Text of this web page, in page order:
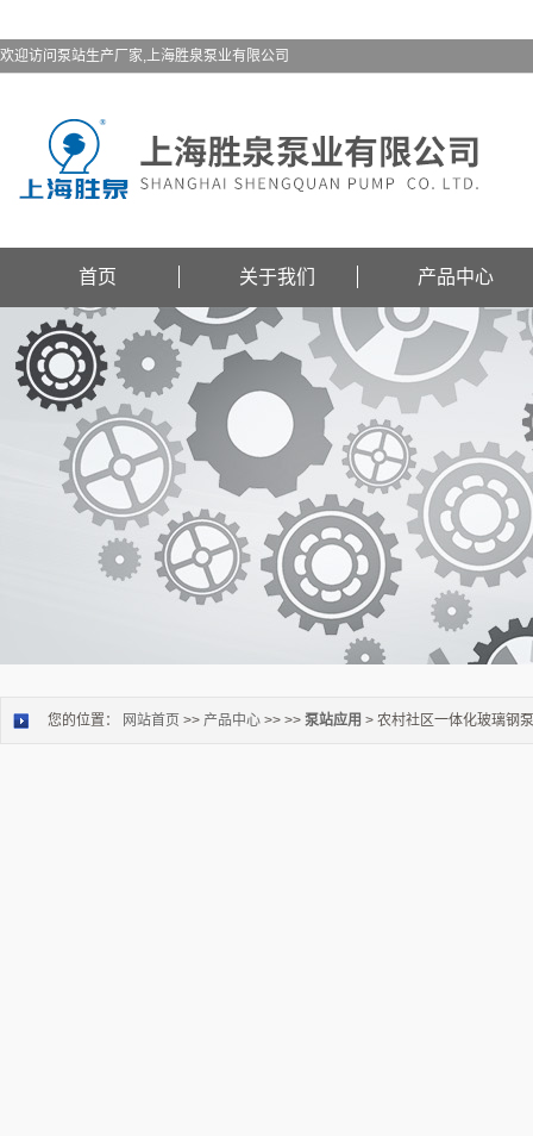
欢迎访问泵站生产厂家,上海胜泉泵业有限公司
首页 关于我们 产品中心
您的位置： 网站首页 >> 产品中心 >> >> 泵站应用 > 农村社区一体化玻璃钢